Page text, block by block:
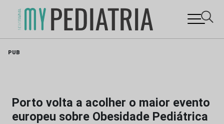
PUB
Porto volta a acolher o maior evento
europeu sobre Obesidade Pediátrica